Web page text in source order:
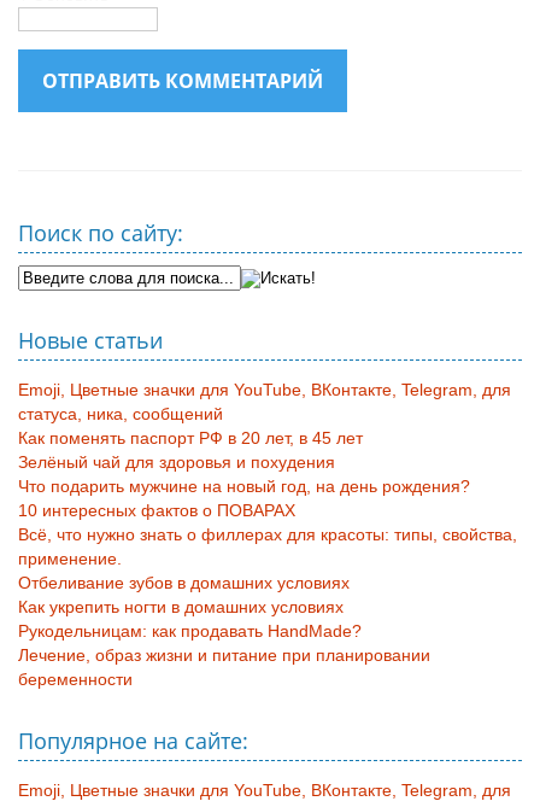
ОТПРАВИТЬ КОММЕНТАРИЙ
Поиск по сайту:
Новые статьи
Emoji, Цветные значки для YouTube, ВКонтакте, Telegram, для
статуса, ника, сообщений
Как поменять паспорт РФ в 20 лет, в 45 лет
Зелёный чай для здоровья и похудения
Что подарить мужчине на новый год, на день рождения?
10 интересных фактов о ПОВАРАХ
Всё, что нужно знать о филлерах для красоты: типы, свойства,
применение.
Отбеливание зубов в домашних условиях
Как укрепить ногти в домашних условиях
Рукодельницам: как продавать HandMade?
Лечение, образ жизни и питание при планировании
беременности
Популярное на сайте:
Emoji, Цветные значки для YouTube, ВКонтакте, Telegram, для